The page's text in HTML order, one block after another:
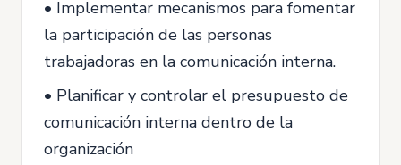
• Implementar mecanismos para fomentar
la participación de las personas
trabajadoras en la comunicación interna.
• Planificar y controlar el presupuesto de
comunicación interna dentro de la
organización